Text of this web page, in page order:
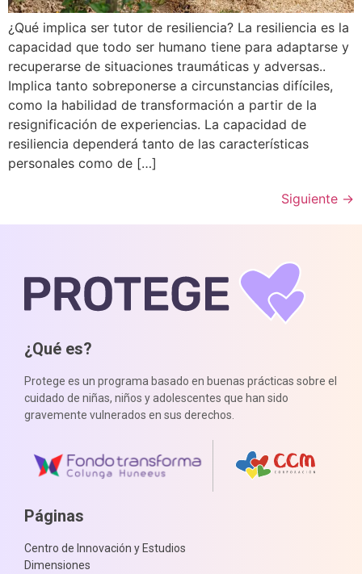
¿Qué implica ser tutor de resiliencia? La resiliencia es la
capacidad que todo ser humano tiene para adaptarse y
recuperarse de situaciones traumáticas y adversas..
Implica tanto sobreponerse a circunstancias difíciles,
como la habilidad de transformación a partir de la
resignificación de experiencias. La capacidad de
resiliencia dependerá tanto de las características
personales como de […]
Siguiente →
¿Qué es?
Protege es un programa basado en buenas prácticas sobre el
cuidado de niñas, niños y adolescentes que han sido
gravemente vulnerados en sus derechos.
Páginas
Centro de Innovación y Estudios
Dimensiones